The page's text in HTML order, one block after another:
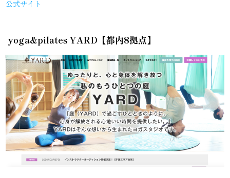
公式サイト
yoga&pilates YARD【都内8拠点】